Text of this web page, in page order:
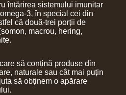
întărirea sistemului imunitar
3, în special cei din
că două-trei porții de
macrou, hering,
să conțină produse din
naturale sau cât mai puțin
să obținem o apărare